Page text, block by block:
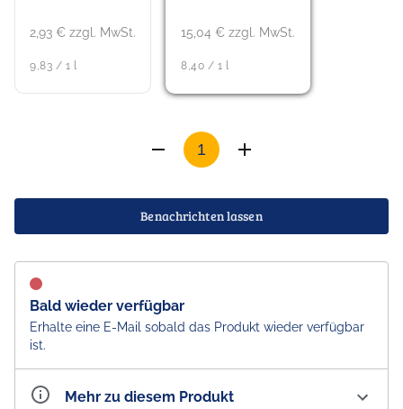
2,93 € zzgl. MwSt.
9,83 / 1 l
15,04 € zzgl. MwSt.
8,40 / 1 l
Benachrichten lassen
Bald wieder verfügbar
Erhalte eine E-Mail sobald das Produkt wieder verfügbar
ist.
Mehr zu diesem Produkt